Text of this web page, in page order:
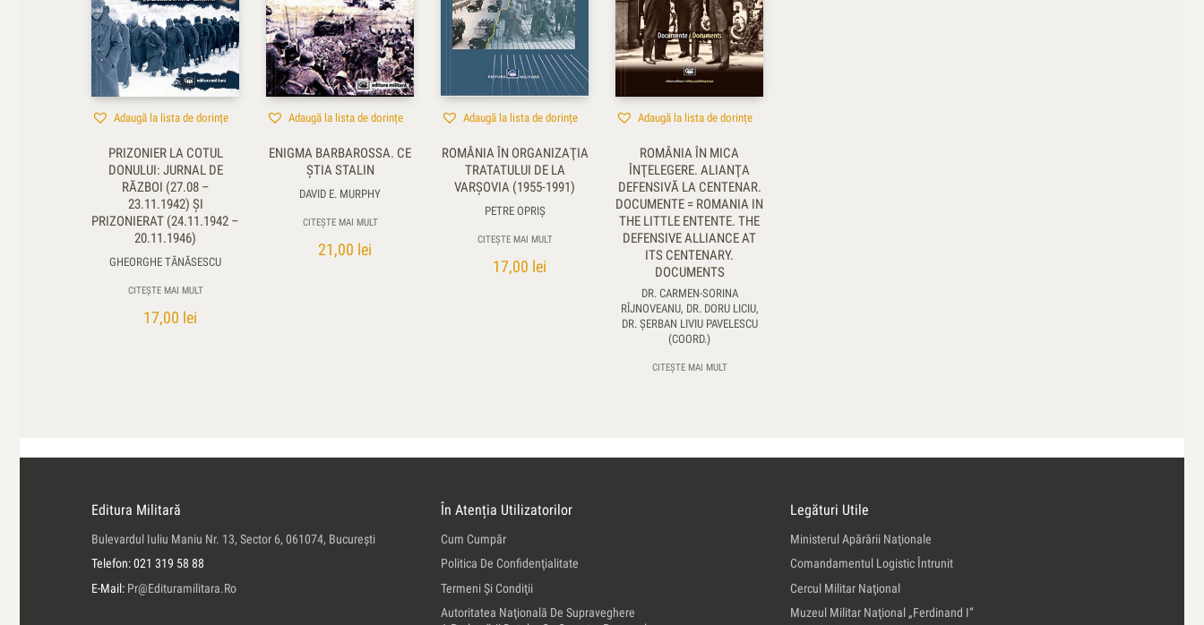
Adaugă la lista de dorințe
PRIZONIER LA COTUL
DONULUI: JURNAL DE
RĂZBOI (27.08 –
23.11.1942) ŞI
PRIZONIERAT (24.11.1942 –
20.11.1946)
GHEORGHE TĂNĂSESCU
CITEȘTE MAI MULT
17,00 lei
Adaugă la lista de dorințe
ENIGMA BARBAROSSA. CE
ŞTIA STALIN
DAVID E. MURPHY
CITEȘTE MAI MULT
21,00 lei
Adaugă la lista de dorințe
ROMÂNIA ÎN ORGANIZAŢIA
TRATATULUI DE LA
VARŞOVIA (1955-1991)
PETRE OPRIŞ
CITEȘTE MAI MULT
17,00 lei
Adaugă la lista de dorințe
ROMÂNIA ÎN MICA
ÎNŢELEGERE. ALIANŢA
DEFENSIVĂ LA CENTENAR.
DOCUMENTE = ROMANIA IN
THE LITTLE ENTENTE. THE
DEFENSIVE ALLIANCE AT
ITS CENTENARY.
DOCUMENTS
DR. CARMEN-SORINA
RÎJNOVEANU, DR. DORU LICIU,
DR. ŞERBAN LIVIU PAVELESCU
(COORD.)
CITEȘTE MAI MULT
Editura Militară
Bulevardul Iuliu Maniu Nr. 13, Sector 6, 061074, Bucureşti
Telefon: 021 319 58 88
E-Mail: Pr@edituramilitara.ro
În Atenția Utilizatorilor
Cum Cumpăr
Politica De Confidenţialitate
Termeni Şi Condiţii
Autoritatea Naţională De Supraveghere
Legături Utile
Ministerul Apărării Naţionale
Comandamentul Logistic Întrunit
Cercul Militar Naţional
Muzeul Militar Naţional „Ferdinand I”